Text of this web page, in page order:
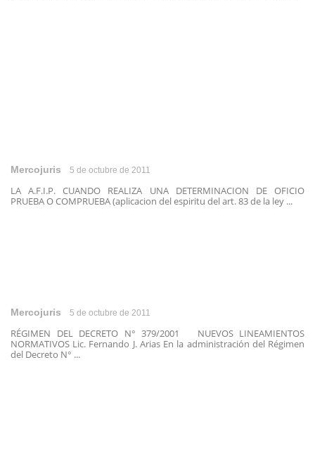
Mercojuris 5 de octubre de 2011
LA A.F.I.P. CUANDO REALIZA UNA DETERMINACION DE OFICIO
PRUEBA O COMPRUEBA (aplicacion del espiritu del art. 83 de la ley ...
Mercojuris 5 de octubre de 2011
RÉGIMEN DEL DECRETO N° 379/2001 NUEVOS LINEAMIENTOS
NORMATIVOS Lic. Fernando J. Arias En la administración del Régimen
del Decreto N° ...